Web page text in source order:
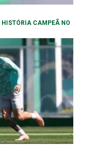
HISTÓRIA CAMPEÃ NO